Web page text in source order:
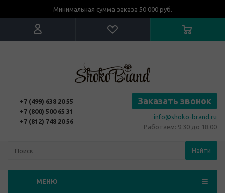
Минимальная сумма заказа 50 000 руб.
+7 (499) 638 20 55
+7 (800) 500 65 31
+7 (812) 748 20 56
Заказать звонок
info@shoko-brand.ru
Работаем: 9.30 до 18.00
Найти
МЕНЮ